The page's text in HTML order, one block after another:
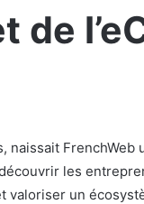
de
naissait
les
valoriser un